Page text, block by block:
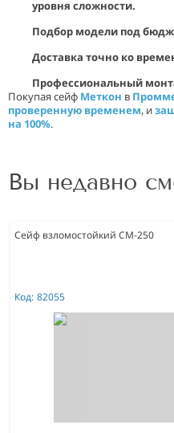
уровня сложности.
Подбор модели под
Доставка точно ко
Профессиональный
Покупая сейф Меткон в
проверенную временем, и
на 100%.
Вы недавно
Сейф взломостойкий СМ-250
Код: 82055